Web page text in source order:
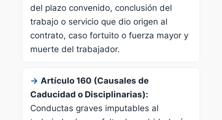
del plazo convenido, conclusión del
trabajo o servicio que dio origen al
contrato, caso fortuito o fuerza mayor y
muerte del trabajador.
→ Artículo 160 (Causales de
Caducidad o Disciplinarias):
Conductas graves imputables al